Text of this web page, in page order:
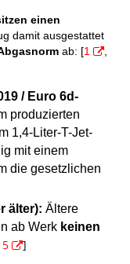
einen
damit ausgestattet
ab: [1
,
/ Euro 6d-
produzierten
1,4-Liter-T-Jet-
mit einem
die gesetzlichen
älter): Ältere
ab Werk keinen
5
]